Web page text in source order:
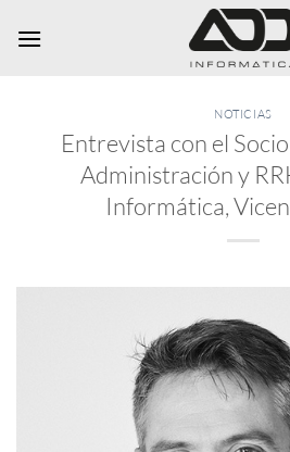
NOTICIAS
Entrevista con el
Administración y
Informática,